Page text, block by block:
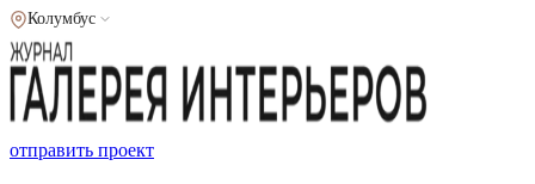
Колумбус
отправить проект